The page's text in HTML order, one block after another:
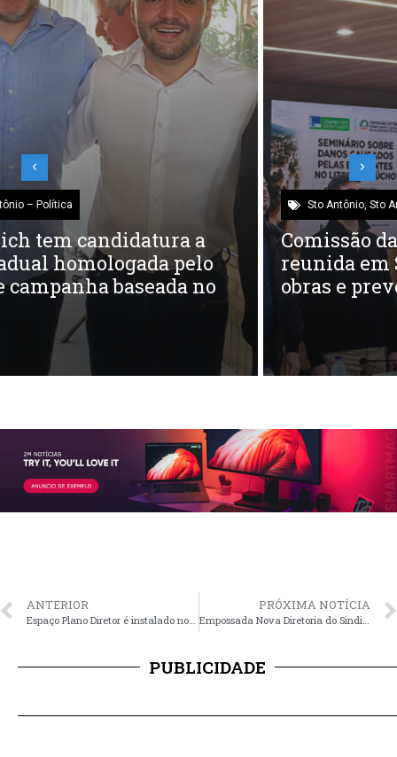
Sto Antônio
Comissão da Câmara dos Deputados
reunida em SAP reforça cobrança por
obras e prevenção contra enchentes
ANTERIOR PRÓXIMA NOTÍCIA
PUBLICIDADE